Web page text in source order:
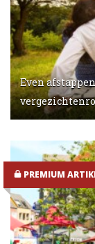
Even
PREMIUM